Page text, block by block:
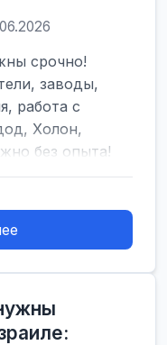
срочно!
заводы,
работа с
Холон,
без опыта!